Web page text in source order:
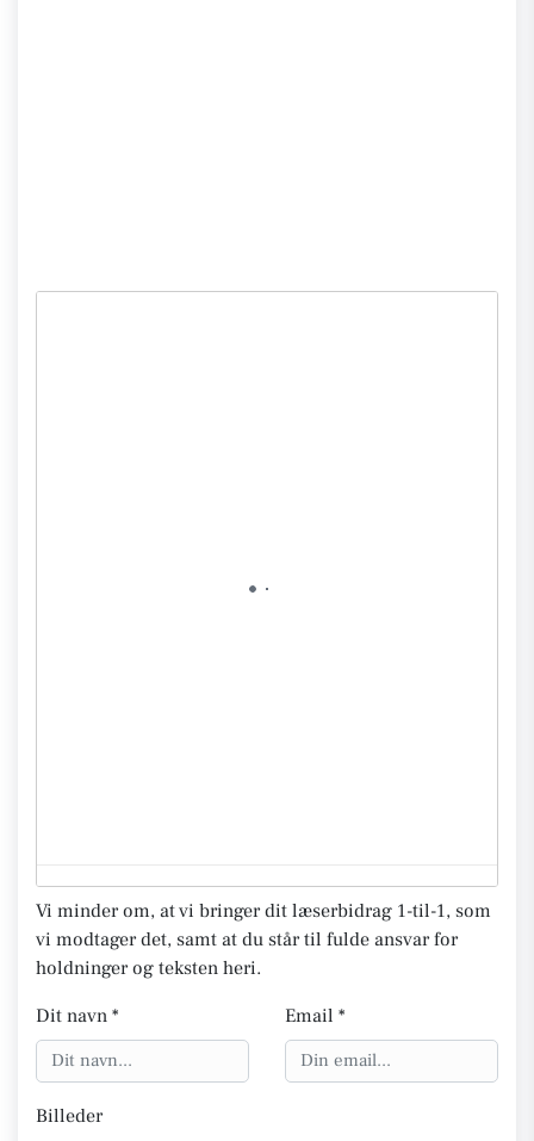
Vi minder om, at vi bringer dit læserbidrag 1-til-1, som
vi modtager det, samt at du står til fulde ansvar for
holdninger og teksten heri.
Dit navn *
Email *
Billeder